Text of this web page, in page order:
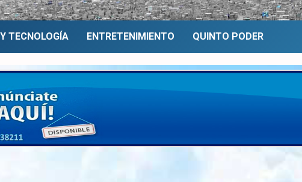
TECNOLOGÍA ENTRETENIMIENTO QUINTO PODER